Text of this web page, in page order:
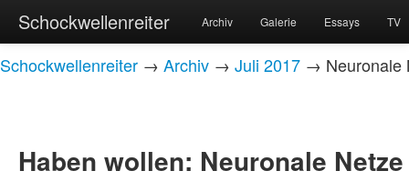
Schockwellenreiter Archiv Galerie Essays TV
Schockwellenreiter → Archiv → Juli 2017 → Neuronale
Haben wollen: Neuronale